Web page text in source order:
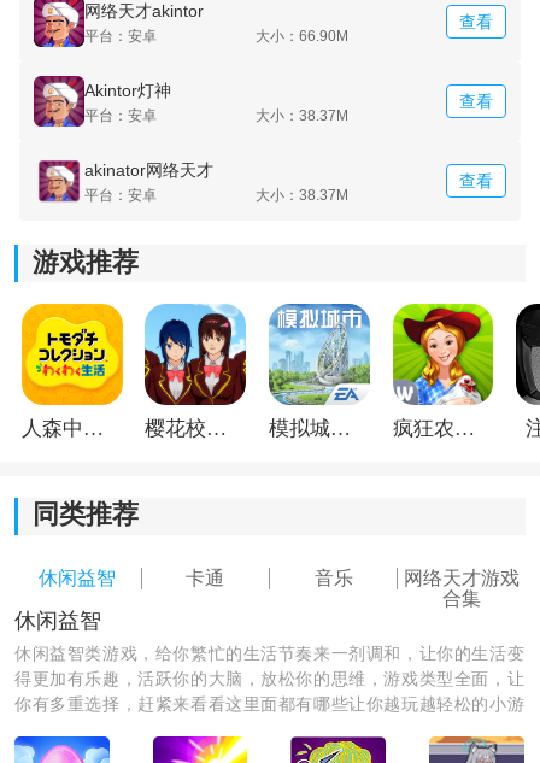
网络天才如何获得Geniz：
1、其他人猜过的对象：过去的6小时内，可以获得
200Gz。
3、其他人猜过的对象：大于24个小时之前，可以获得
400Gz。
4、其他人猜过的对象：7天之前，可以获得800Gz。
6、其他人猜过的对象：6个多月前，可以获5000Gz。
7、找到每日挑战的所有角色，可以获得1000Gz。
《网络天才》游戏亮点：
1.在线天才游戏中的天才角色可以猜测您的想法，只有几
网络天才akintor
平台：安卓 大小：66.90M
查看
Akintor灯神
平台：安卓 大小：38.37M
查看
akinator网络天才
平台：安卓 大小：38.37M
查看
游戏推荐
人森中文版 樱花校园模拟器1.048.00中文版 模拟城市我是巿长联机版 疯狂农场3美国派19
同类推荐
休闲益智 卡通 音乐
网络天才游戏
合集
休闲益智
休闲益智类游戏，给你繁忙的生活节奏来一剂调和，让你的生活变
得更加有乐趣，活跃你的大脑，放松你的思维，游戏类型全面，让
你有多重选择，赶紧来看看这里面都有哪些让你越玩越轻松的小游